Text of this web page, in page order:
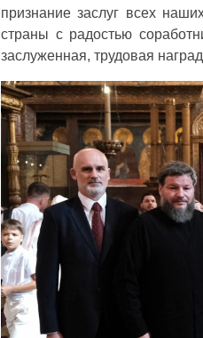
признание заслуг всех
страны с радостью
заслуженная, трудовая